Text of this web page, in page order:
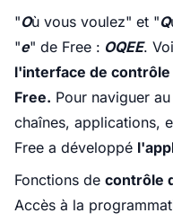
"Où vous voulez" et "Q
"e" de Free : OQEE.
l'interface de
Free. Pour naviguer
chaînes, applications,
Free a développé
Fonctions de contrôle
Accès à la